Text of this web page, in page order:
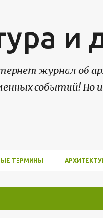
и
журнал об
событий! Но
ТЕРМИНЫ